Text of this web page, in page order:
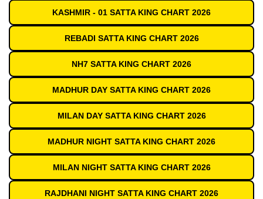
KASHMIR - 01 SATTA KING CHART 2026
REBADI SATTA KING CHART 2026
NH7 SATTA KING CHART 2026
MADHUR DAY SATTA KING CHART 2026
MILAN DAY SATTA KING CHART 2026
MADHUR NIGHT SATTA KING CHART 2026
MILAN NIGHT SATTA KING CHART 2026
RAJDHANI NIGHT SATTA KING CHART 2026